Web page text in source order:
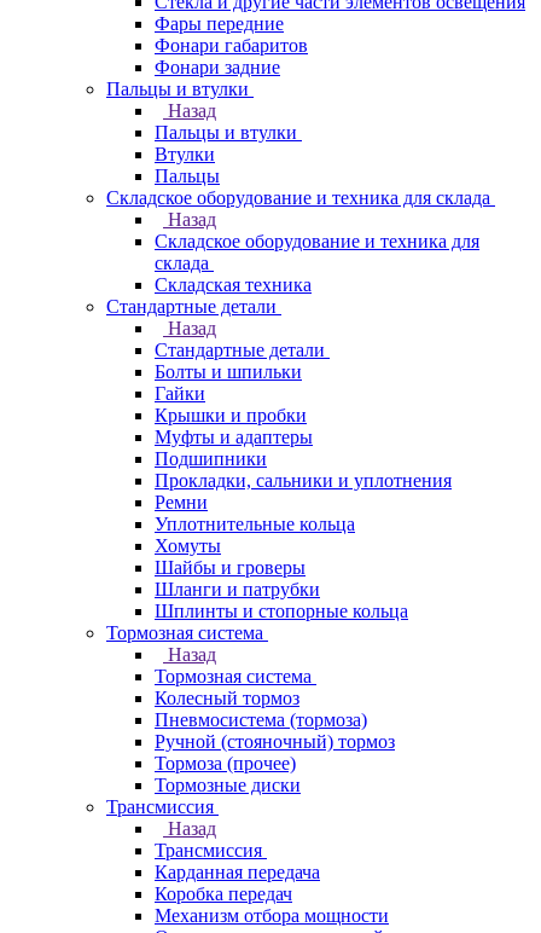
Фары передние
Фонари габаритов
Фонари задние
Пальцы и втулки
Назад
Пальцы и втулки
Втулки
Пальцы
Складское оборудование и техника для склада
Назад
Складское оборудование и техника для
склада
Складская техника
Стандартные детали
Назад
Стандартные детали
Болты и шпильки
Гайки
Крышки и пробки
Муфты и адаптеры
Подшипники
Прокладки, сальники и уплотнения
Ремни
Уплотнительные кольца
Хомуты
Шайбы и гроверы
Шланги и патрубки
Шплинты и стопорные кольца
Тормозная система
Назад
Тормозная система
Колесный тормоз
Пневмосиcтема (тормоза)
Ручной (стояночный) тормоз
Тормоза (прочее)
Тормозные диски
Трансмиссия
Назад
Трансмиссия
Карданная передача
Коробка передач
Механизм отбора мощности